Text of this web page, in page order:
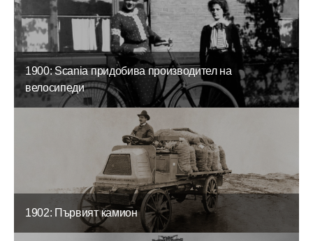
1900: Scania придобива производител на
велосипеди
1902: Първият камион